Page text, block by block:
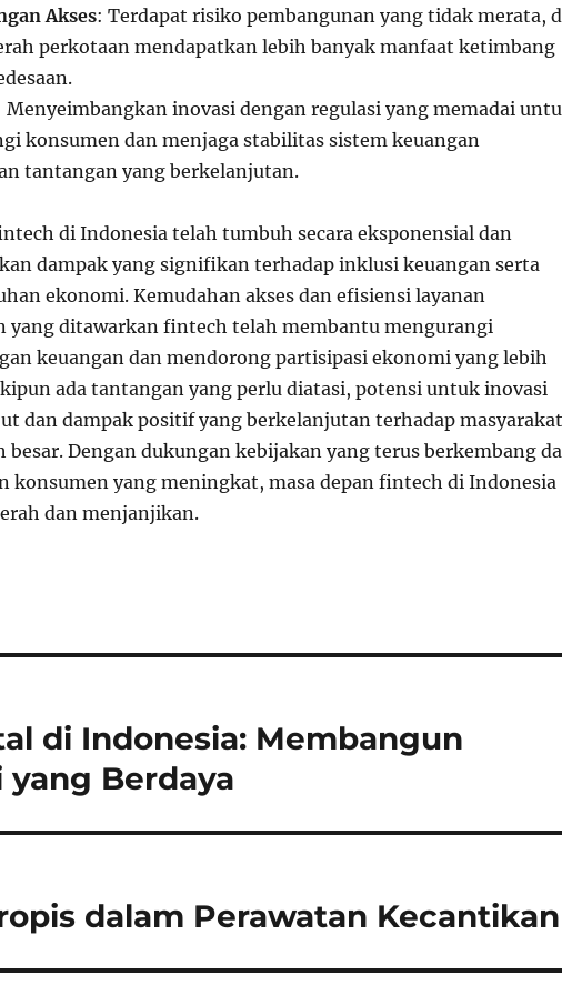
Akses: Terdapat risiko pembangunan yang tidak merata,
perkotaan mendapatkan lebih banyak manfaat ketimbang
Menyeimbangkan inovasi dengan regulasi yang memadai
konsumen dan menjaga stabilitas sistem keuangan
tantangan yang berkelanjutan.
di Indonesia telah tumbuh secara eksponensial dan
dampak yang signifikan terhadap inklusi keuangan serta
ekonomi. Kemudahan akses dan efisiensi layanan
yang ditawarkan fintech telah membantu mengurangi
keuangan dan mendorong partisipasi ekonomi yang lebih
ada tantangan yang perlu diatasi, potensi untuk inovasi
dan dampak positif yang berkelanjutan terhadap masyarakat
besar. Dengan dukungan kebijakan yang terus berkembang
konsumen yang meningkat, masa depan fintech di Indonesia
dan menjanjikan.
di Indonesia: Membangun
Berdaya
dalam Perawatan Kecantikan